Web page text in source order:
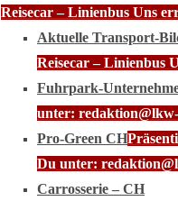
Reisecar – Linienbus Uns
Aktuelle Transport-
Reisecar – Linienbus
Fuhrpark-
unter:
Pro-Green CH
Du unter:
Carrosserie – CH